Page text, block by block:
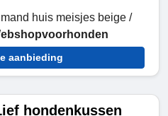
huis meisjes beige /
aanbieding
hondenkussen